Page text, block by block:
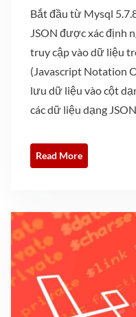
Bắt đầu từ Mysql
JSON được xác định
truy cập vào dữ liệu
(Javascript Notation
lưu dữ liệu vào cột
các dữ liệu dạng
Read More